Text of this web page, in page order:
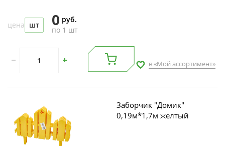
цена шт 0 руб.
по 1 шт
в «Мой ассортимент»
Заборчик "Домик"
0,19м*1,7м желтый